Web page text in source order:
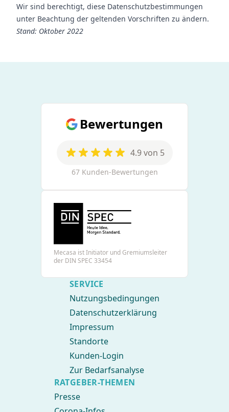
Wir sind berechtigt, diese Datenschutzbestimmungen
unter Beachtung der geltenden Vorschriften zu ändern.
Stand: Oktober 2022
Bewertungen
4.9 von 5
67 Kunden-Bewertungen
Mecasa ist Initiator und Gremiumsleiter
der DIN SPEC 33454
SERVICE
Nutzungsbedingungen
Datenschutzerklärung
Impressum
Standorte
Kunden-Login
Zur Bedarfsanalyse
RATGEBER-THEMEN
Presse